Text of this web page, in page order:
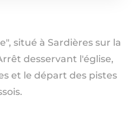
situé à Sardières sur la
desservant l'église,
et le départ des pistes